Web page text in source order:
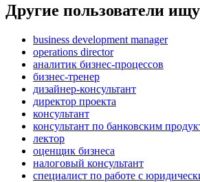
Другие пользователи
business development manager
operations director
аналитик бизнес-процессов
бизнес-тренер
дизайнер-консультант
директор проекта
консультант
консультант по банковским
лектор
оценщик бизнеса
налоговый консультант
специалист по работе с